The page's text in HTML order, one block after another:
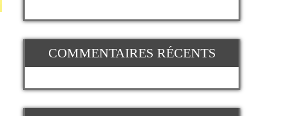
COMMENTAIRES RÉCENTS